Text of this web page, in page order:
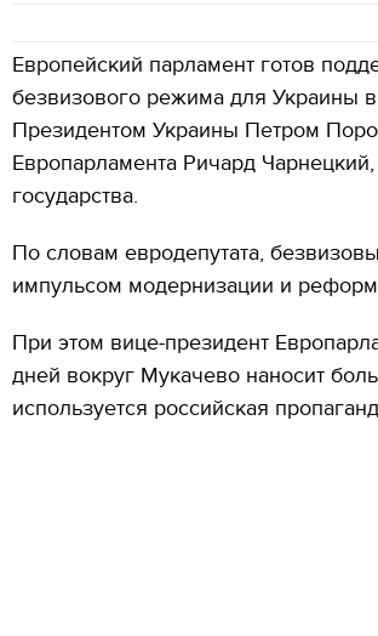
Европейский парламент готов
безвизового режима для Украины
Президентом Украины Петром
Европарламента Ричард
государства.
По словам евродепутата,
импульсом модернизации и
При этом вице-президент
дней вокруг Мукачево наносит
используется российская